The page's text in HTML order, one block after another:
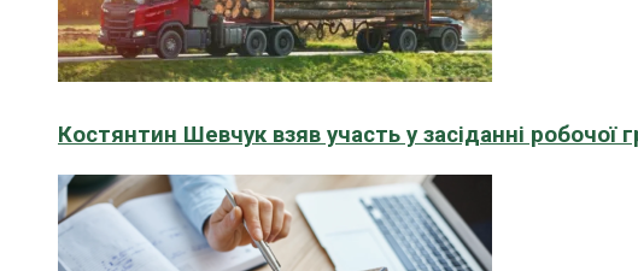
Костянтин Шевчук взяв участь у засіданні